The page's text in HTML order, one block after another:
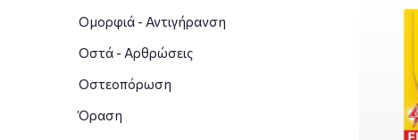
Ομορφιά - Αντιγήρανση
Οστά - Αρθρώσεις
Οστεοπόρωση
Όραση